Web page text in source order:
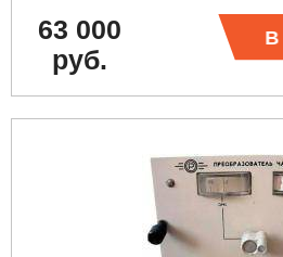
63 000
руб.
В